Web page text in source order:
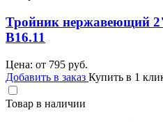
Тройник нержавеющий
B16.11
Цена: от 795 руб.
Добавить в заказ Купить в 1
Товар в наличии